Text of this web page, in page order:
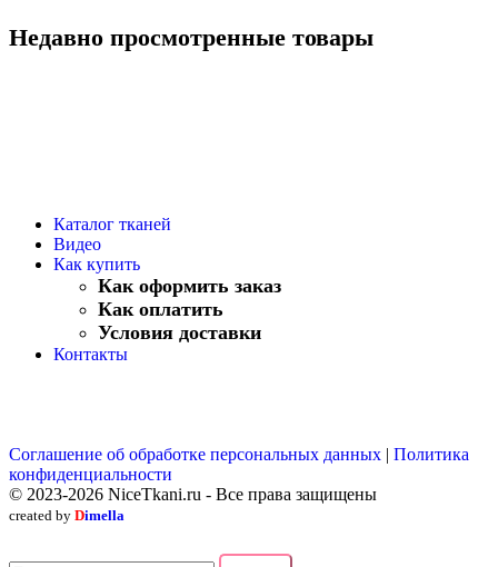
Недавно просмотренные товары
Каталог тканей
Видео
Как купить
Как оформить заказ
Как оплатить
Условия доставки
Контакты
Соглашение об обработке персональных данных | Политика
конфиденциальности
© 2023-2026 NiceTkani.ru - Все права защищены
created by Dimella